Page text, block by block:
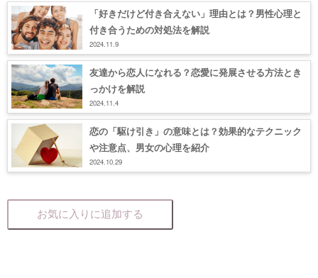
「好きだけど付き合えない」理由とは？男性心理と
付き合うための対処法を解説
2024.11.9
友達から恋人になれる？恋愛に発展させる方法とき
っかけを解説
2024.11.4
恋の「駆け引き」の意味とは？効果的なテクニック
や注意点、男女の心理を紹介
2024.10.29
お気に入りに追加する